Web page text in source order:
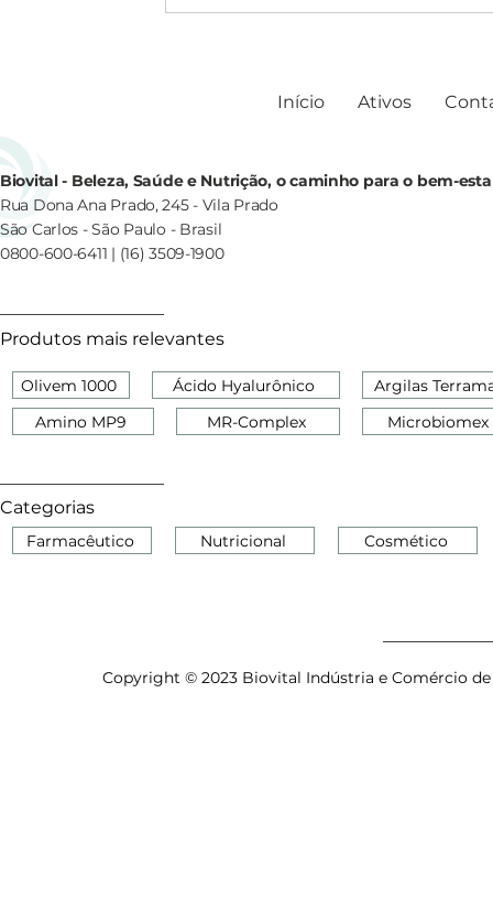
Biovital - Beleza, Saúde e Nutrição, o caminho para o bem-
Rua Dona Ana Prado, 245 - Vila Prado
São Carlos - São Paulo - Brasil
0800-600-6411 | (16) 3509-1900
Início Ativos
Produtos mais relevantes
Olivem 1000
Ácido Hyalurônico
Amino MP9
MR-Complex
Argilas
Microbiomex
Categorias
Farmacêutico Nutricional Cosmético
Copyright © 2023 Biovital Indústria e Comércio de